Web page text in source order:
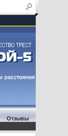
Отзывы